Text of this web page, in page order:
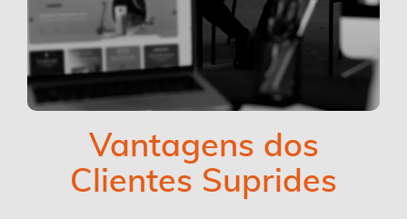
Vantagens dos
Clientes Suprides